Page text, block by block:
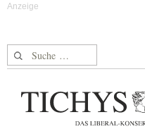
Suche nach: